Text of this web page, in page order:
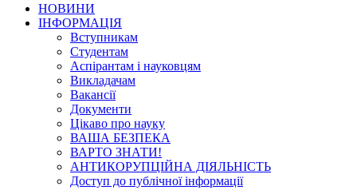
НОВИНИ
ІНФОРМАЦІЯ
Вступникам
Студентам
Аспірантам і науковцям
Викладачам
Вакансії
Документи
Цікаво про науку
ВАША БЕЗПЕКА
ВАРТО ЗНАТИ!
АНТИКОРУПЦІЙНА ДІЯЛЬНІСТЬ
Доступ до публічної інформації